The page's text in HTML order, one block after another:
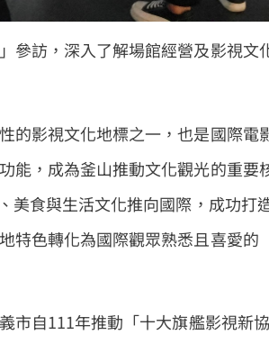
參訪，深入了解場館經營及影視文
的影視文化地標之一，也是國際電
能，成為釜山推動文化觀光的重要
美食與生活文化推向國際，成功打
特色轉化為國際觀眾熟悉且喜愛的
市自111年推動「十大旗艦影視新協